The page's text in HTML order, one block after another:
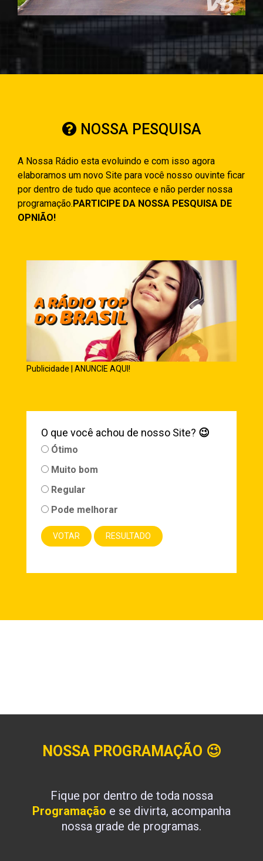
NOSSA PESQUISA
A Nossa Rádio esta evoluindo e com isso agora
elaboramos um novo Site para você nosso ouvinte ficar
por dentro de tudo que acontece e não perder nossa
programação.PARTICIPE DA NOSSA PESQUISA DE
OPNIÃO!
Publicidade | ANUNCIE AQUI!
O que você achou de nosso Site? 😉
Ótimo
Muito bom
Regular
Pode melhorar
NOSSA PROGRAMAÇÃO 😉
Fique por dentro de toda nossa
Programação e se divirta, acompanha
nossa grade de programas.